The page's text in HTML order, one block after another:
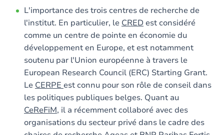
L'importance des trois centres de recherche de
l'institut. En particulier, le CRED est considéré
comme un centre de pointe en économie du
développement en Europe, et est notamment
soutenu par l'Union européenne à travers le
European Research Council (ERC) Starting Grant.
Le CERPE est connu pour son rôle de conseil dans
les politiques publiques belges. Quant au
CeReFiM, il a récemment collaboré avec des
organisations du secteur privé dans le cadre des